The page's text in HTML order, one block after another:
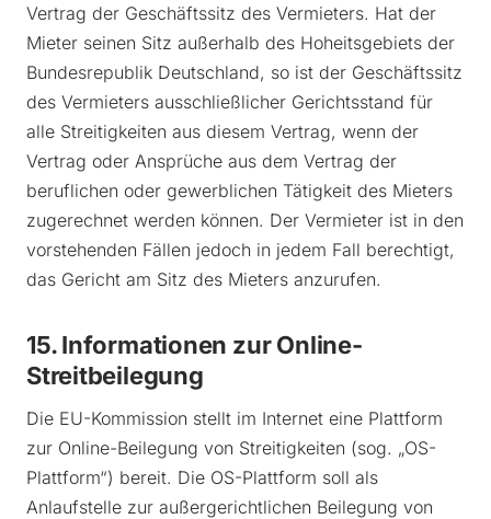
Vertrag der Geschäftssitz des Vermieters. Hat der
Mieter seinen Sitz außerhalb des Hoheitsgebiets der
Bundesrepublik Deutschland, so ist der Geschäftssitz
des Vermieters ausschließlicher Gerichtsstand für
alle Streitigkeiten aus diesem Vertrag, wenn der
Vertrag oder Ansprüche aus dem Vertrag der
beruflichen oder gewerblichen Tätigkeit des Mieters
zugerechnet werden können. Der Vermieter ist in den
vorstehenden Fällen jedoch in jedem Fall berechtigt,
das Gericht am Sitz des Mieters anzurufen.
15. Informationen zur Online-
Streitbeilegung
Die EU-Kommission stellt im Internet eine Plattform
zur Online-Beilegung von Streitigkeiten (sog. „OS-
Plattform“) bereit. Die OS-Plattform soll als
Anlaufstelle zur außergerichtlichen Beilegung von